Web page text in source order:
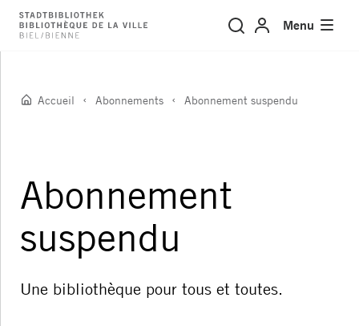
Abonnement suspendu
Menu
Accueil Abonnements Abonnement suspendu
Abonnement
suspendu
Une bibliothèque pour tous et toutes.